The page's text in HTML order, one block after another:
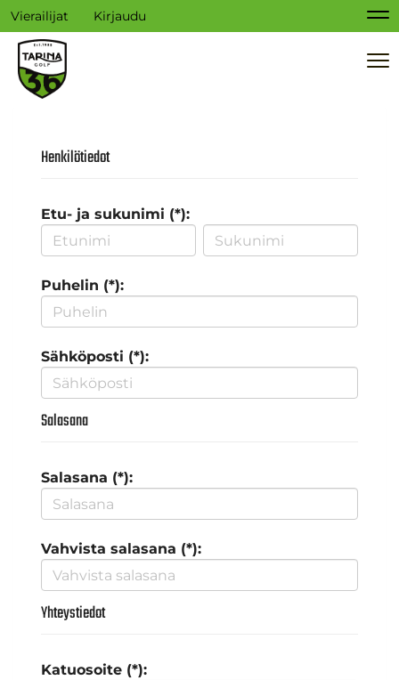
Vierailijat Kirjaudu
Henkilötiedot
Etu- ja sukunimi (*):
Puhelin (*):
Sähköposti (*):
Salasana
Salasana (*):
Vahvista salasana (*):
Yhteystiedot
Katuosoite (*):